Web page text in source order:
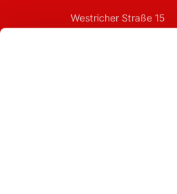
Westricher Straße 15